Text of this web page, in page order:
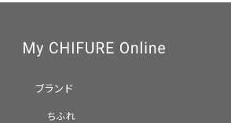
ブランド
ちふれ